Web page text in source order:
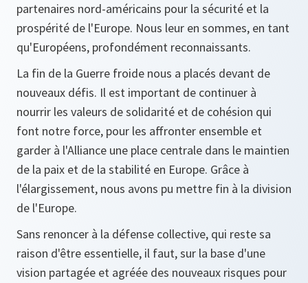
partenaires nord-américains pour la sécurité et la
prospérité de l'Europe. Nous leur en sommes, en tant
qu'Européens, profondément reconnaissants.
La fin de la Guerre froide nous a placés devant de
nouveaux défis. Il est important de continuer à
nourrir les valeurs de solidarité et de cohésion qui
font notre force, pour les affronter ensemble et
garder à l'Alliance une place centrale dans le maintien
de la paix et de la stabilité en Europe. Grâce à
l'élargissement, nous avons pu mettre fin à la division
de l'Europe.
Sans renoncer à la défense collective, qui reste sa
raison d'être essentielle, il faut, sur la base d'une
vision partagée et agréée des nouveaux risques pour